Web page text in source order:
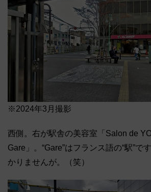
※2024年3月撮影
西側。右が駅舎の美容室「Salon de
Gare」。“Gare”はフランス語の“駅”で
かりませんが。（笑）